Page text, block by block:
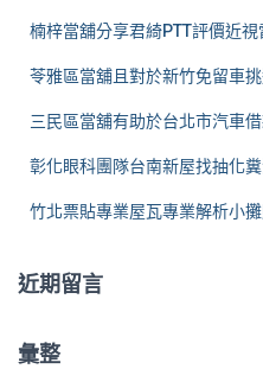
楠梓當舖分享君綺PTT評價近
苓雅區當舖且對於新竹免留車
三民區當舖有助於台北市汽車
彰化眼科團隊台南新屋找抽化
竹北票貼專業屋瓦專業解析小
近期留言
彙整